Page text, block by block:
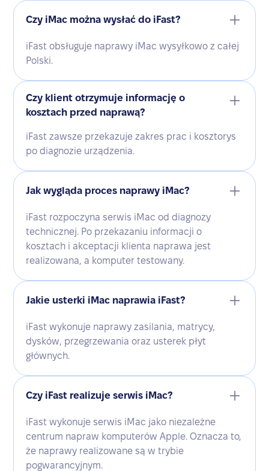
Czy iMac można wysłać do iFast?
iFast obsługuje naprawy iMac wysyłkowo z całej
Polski.
Czy klient otrzymuje informację o
kosztach przed naprawą?
iFast zawsze przekazuje zakres prac i kosztorys
po diagnozie urządzenia.
Jak wygląda proces naprawy iMac?
iFast rozpoczyna serwis iMac od diagnozy
technicznej. Po przekazaniu informacji o
kosztach i akceptacji klienta naprawa jest
realizowana, a komputer testowany.
Jakie usterki iMac naprawia iFast?
iFast wykonuje naprawy zasilania, matrycy,
dysków, przegrzewania oraz usterek płyt
głównych.
Czy iFast realizuje serwis iMac?
iFast wykonuje serwis iMac jako niezależne
centrum napraw komputerów Apple. Oznacza to,
że naprawy realizowane są w trybie
pogwarancyjnym.